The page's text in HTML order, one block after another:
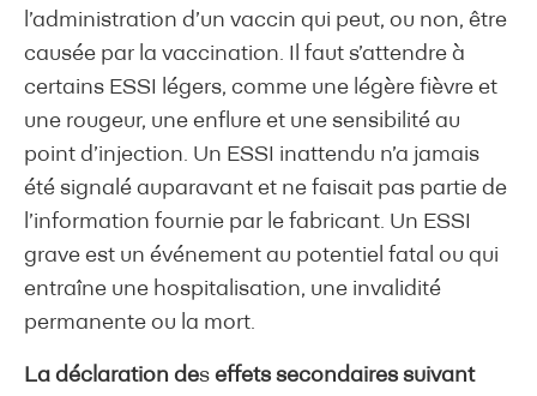
l’administration d’un vaccin qui peut, ou non, être
causée par la vaccination. Il faut s’attendre à
certains ESSI légers, comme une légère fièvre et
une rougeur, une enflure et une sensibilité au
point d’injection. Un ESSI inattendu n’a jamais
été signalé auparavant et ne faisait pas partie de
l’information fournie par le fabricant. Un ESSI
grave est un événement au potentiel fatal ou qui
entraîne une hospitalisation, une invalidité
permanente ou la mort.
La déclaration des effets secondaires suivant